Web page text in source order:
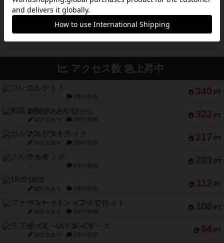
ボドゲーマのアプリ版はこちら
アクセス数 急上昇中
340 PT
コレクト！
1件の投稿
322 PT
無限まちがいさがし
紹介文あり 2件の投稿
217 PT
ガルフストライク
紹介文あり 1件の投稿
203 PT
クルティボ
1件の投稿
112 PT
1809
紹介文あり 1件の投稿
108 PT
ファースト・イン・フライト
紹介文あり 3件の投稿
94 PT
モズビ－ズ・レイダ－ズ
紹介文あり 1件の投稿